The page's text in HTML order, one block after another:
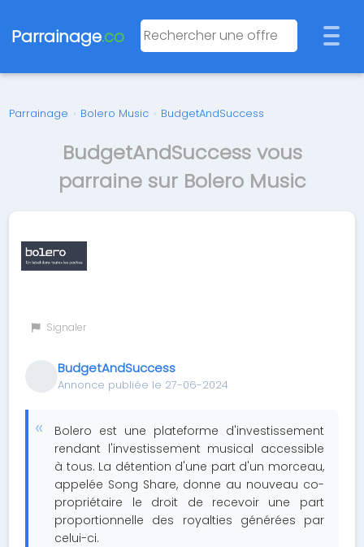
Parrainage.co
Parrainage › Bolero Music › BudgetAndSuccess
BudgetAndSuccess vous
parraine sur Bolero Music
Signaler
BudgetAndSuccess
Annonce publiée le 27-06-2024
Bolero est une plateforme d'investissement
rendant l'investissement musical accessible
à tous. La détention d'une part d'un morceau,
appelée Song Share, donne au nouveau co-
propriétaire le droit de recevoir une part
proportionnelle des royalties générées par
celui-ci.